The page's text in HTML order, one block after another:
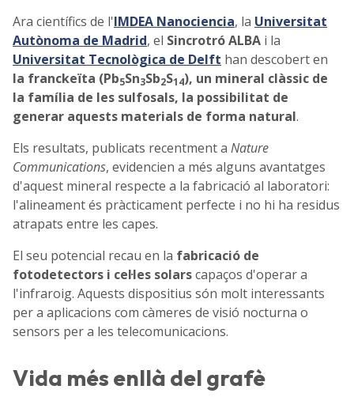
Ara científics de l'IMDEA Nanociencia, la Universitat
Autònoma de Madrid, el Sincrotró ALBA i la
Universitat Tecnològica de Delft han descobert en
la franckeïta (Pb5Sn3Sb2S14), un mineral clàssic de
la família de les sulfosals, la possibilitat de
generar aquests materials de forma natural.
Els resultats, publicats recentment a Nature
Communications, evidencien a més alguns avantatges
d'aquest mineral respecte a la fabricació al laboratori:
l'alineament és pràcticament perfecte i no hi ha residus
atrapats entre les capes.
El seu potencial recau en la fabricació de
fotodetectors i cel·les solarscapaços d'operar a
l'infraroig. Aquests dispositius són molt interessants
per a aplicacions com càmeres de visió nocturna o
sensors per a les telecomunicacions.
Vida més enllà del grafè